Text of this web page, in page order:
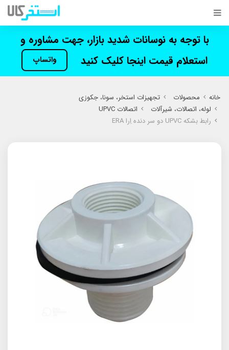
با توجه به نوسانات شدید بازار، جهت مشاوره و
استعلام قیمت اینجا کلیک کنید
واتساپ
خانه محصولات
تجهیزات استخر، سونا، جکوزی
لوله، اتصالات، شیرآلات
اتصالات UPVC
رابط بشکه UPVC دو سر دنده اِرا ERA